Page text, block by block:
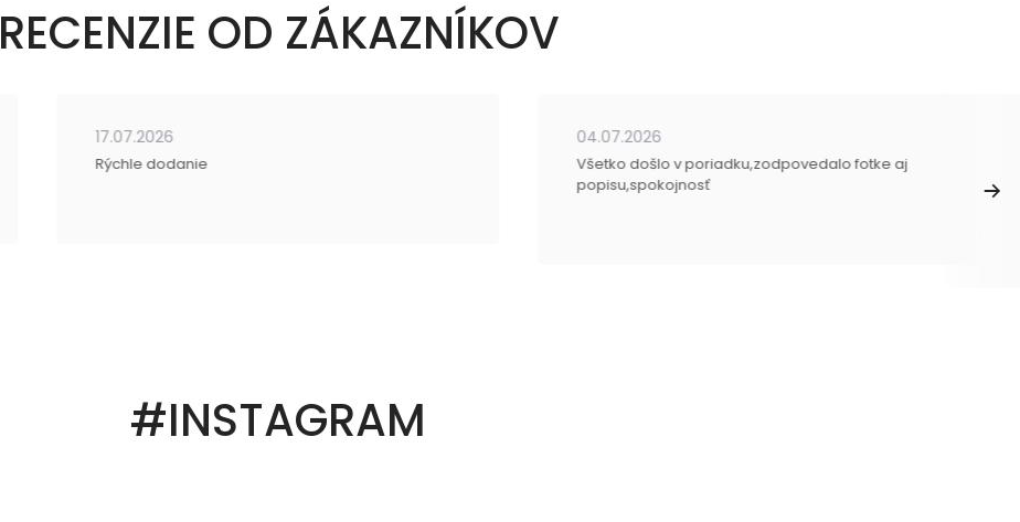
RECENZIE OD ZÁKAZNÍKOV
17.07.2026
Rýchle dodanie
04.07.2026
Všetko došlo v poriadku,zodpovedalo fotke aj
popisu,spokojnosť
#INSTAGRAM